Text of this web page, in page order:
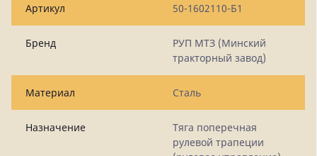
Артикул 50-1602110-Б1
Бренд
РУП МТЗ (Минский
тракторный завод)
Материал Сталь
Назначение
Тяга поперечная
рулевой трапеции